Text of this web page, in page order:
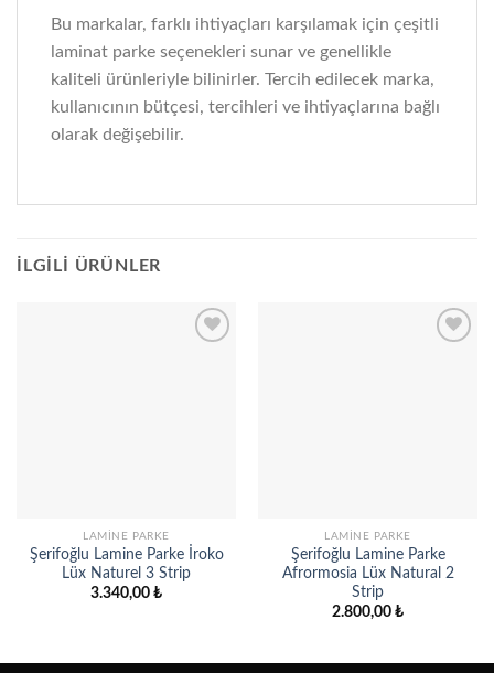
Bu markalar, farklı ihtiyaçları karşılamak için çeşitli
laminat parke seçenekleri sunar ve genellikle
kaliteli ürünleriyle bilinirler. Tercih edilecek marka,
kullanıcının bütçesi, tercihleri ve ihtiyaçlarına bağlı
olarak değişebilir.
İLGILI ÜRÜNLER
LAMINE PARKE
Şerifoğlu Lamine Parke İroko
Lüx Naturel 3 Strip
3.340,00 ₺
LAMINE PARKE
Şerifoğlu Lamine Parke
Afrormosia Lüx Natural 2
Strip
2.800,00 ₺